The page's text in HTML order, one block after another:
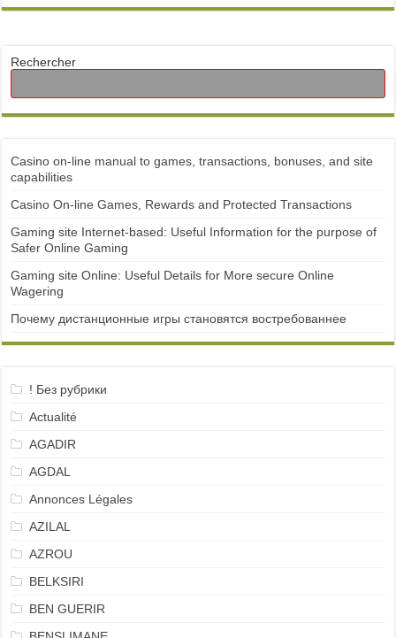
Rechercher
Casino on-line manual to games, transactions, bonuses, and site
capabilities
Casino On-line Games, Rewards and Protected Transactions
Gaming site Internet-based: Useful Information for the purpose of
Safer Online Gaming
Gaming site Online: Useful Details for More secure Online
Wagering
Почему дистанционные игры становятся востребованнее
! Без рубрики
Actualité
AGADIR
AGDAL
Annonces Légales
AZILAL
AZROU
BELKSIRI
BEN GUERIR